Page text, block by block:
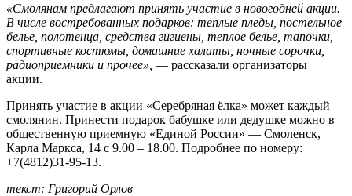
«Смолянам предлагают принять участие в новогодней акции.
В числе востребованных подарков: теплые пледы, постельное
белье, полотенца, средства гигиены, теплое белье, тапочки,
спортивные костюмы, домашние халаты, ночные сорочки,
радиоприемники и прочее», — рассказали организаторы
акции.
Принять участие в акции «Серебряная ёлка» может каждый
смолянин. Принести подарок бабушке или дедушке можно в
общественную приемную «Единой России» — Смоленск,
Карла Маркса, 14 с 9.00 – 18.00. Подробнее по номеру:
+7(4812)31-95-13.
текст: Григорий Орлов